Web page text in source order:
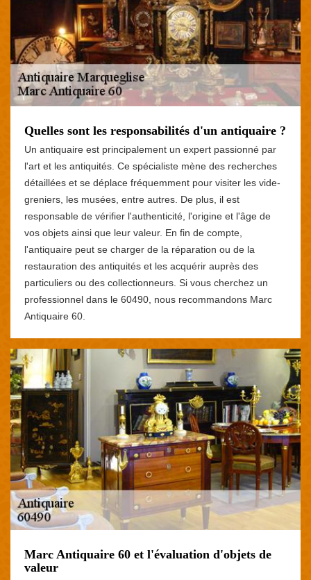
Quelles sont les responsabilités d'un antiquaire ?
Un antiquaire est principalement un expert passionné par
l'art et les antiquités. Ce spécialiste mène des recherches
détaillées et se déplace fréquemment pour visiter les vide-
greniers, les musées, entre autres. De plus, il est
responsable de vérifier l'authenticité, l'origine et l'âge de
vos objets ainsi que leur valeur. En fin de compte,
l'antiquaire peut se charger de la réparation ou de la
restauration des antiquités et les acquérir auprès des
particuliers ou des collectionneurs. Si vous cherchez un
professionnel dans le 60490, nous recommandons Marc
Antiquaire 60.
Marc Antiquaire 60 et l'évaluation d'objets de
valeur